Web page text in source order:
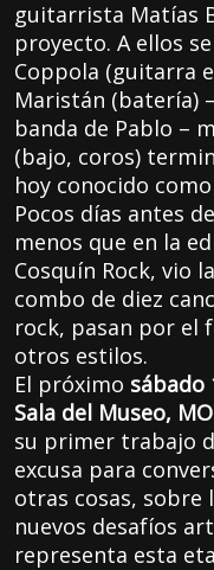
guitarrista Matías
proyecto. A ellos
Coppola (guitarra
Maristán (batería)
banda de Pablo –
(bajo, coros)
hoy conocido como
Pocos días antes
menos que en la
Cosquín Rock, vio
combo de diez
rock, pasan por el
otros estilos.
El próximo sábado
Sala del Museo,
su primer trabajo
excusa para
otras cosas, sobre
nuevos desafíos
representa esta